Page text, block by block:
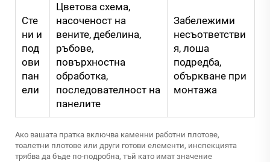
Сте
ни и
под
ови
пан
ели
Цветова схема,
насоченост на
вените, дебелина,
ръбове,
повърхностна
обработка,
последователност на
панелите
Забележими
несъответстви
я, лоша
подредба,
объркване при
монтажа
Ако вашата пратка включва каменни работни плотове,
тоалетни плотове или други готови елементи, инспекцията
трябва да бъде по-подробна, тъй като имат значение